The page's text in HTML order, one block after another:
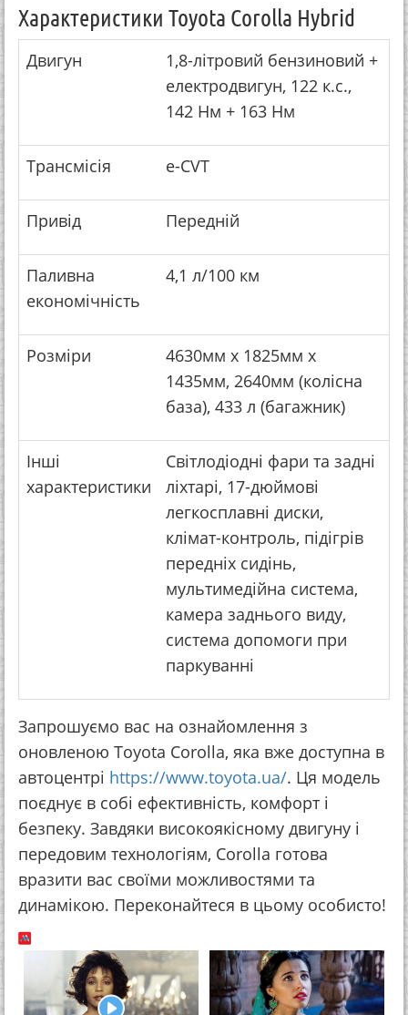
Характеристики Toyota Corolla Hybrid
Двигун
1,8-літровий бензиновий +
електродвигун, 122 к.с.,
142 Нм + 163 Нм
Трансмісія e-CVT
Привід Передній
Паливна
економічність
4,1 л/100 км
Розміри
4630мм x 1825мм x
1435мм, 2640мм (колісна
база), 433 л (багажник)
Інші
характеристики
Світлодіодні фари та задні
ліхтарі, 17-дюймові
легкосплавні диски,
клімат-контроль, підігрів
передніх сидінь,
мультимедійна система,
камера заднього виду,
система допомоги при
паркуванні
Запрошуємо вас на ознайомлення з
оновленою Toyota Corolla, яка вже доступна в
автоцентрі https://www.toyota.ua/. Ця модель
поєднує в собі ефективність, комфорт і
безпеку. Завдяки високоякісному двигуну і
передовим технологіям, Corolla готова
вразити вас своїми можливостями та
динамікою. Переконайтеся в цьому особисто!